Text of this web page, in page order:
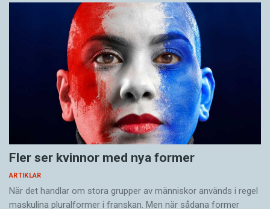
Fler ser kvinnor med nya former
ARTIKLAR
När det handlar om stora grupper av människor används i regel
maskulina pluralformer i franskan. Men när sådana ­former